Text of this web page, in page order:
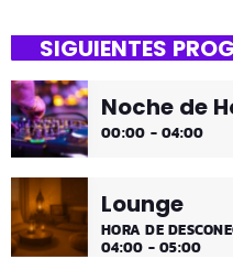
Asteburuak zureak eta
SIGUIENTES
Noche de
00:00 - 04:00
Lounge
HORA DE
04:00 - 05:00